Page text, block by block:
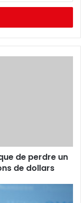
de perdre un
de dollars